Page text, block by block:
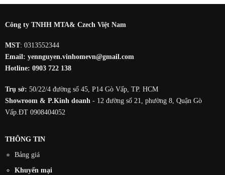
Công ty TNHH MTA& Czech Việt Nam
MST: 0313552344
Email: yennguyen.vinhomevn@gmail.com
Hotline: 0903 722 138
Trụ sở: 50/22/4 đường số 45, P14 Gò Vấp, TP. HCM
Showroom & P.Kinh doanh - 12 đường số 21, phường 8, Quận Gò
Vấp.ĐT 0908404052
THÔNG TIN
Bảng giá
Khuyến mại